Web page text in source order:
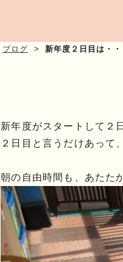
ブログ 新年度２日目は・・
新年度がスタートして２
２日目と言うだけあって
朝の自由時間も、あたた